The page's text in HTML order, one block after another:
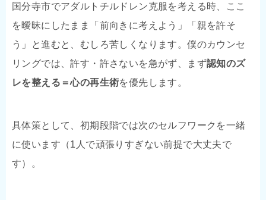
国分寺市でアダルトチルドレン克服を考える時、ここ
を曖昧にしたまま「前向きに考えよう」「親を許そ
う」と進むと、むしろ苦しくなります。僕のカウンセ
リングでは、許す・許さないを急がず、まず認知のズ
レを整える＝心の再生術を優先します。
具体策として、初期段階では次のセルフワークを一緒
に使います（1人で頑張りすぎない前提で大丈夫で
す）。